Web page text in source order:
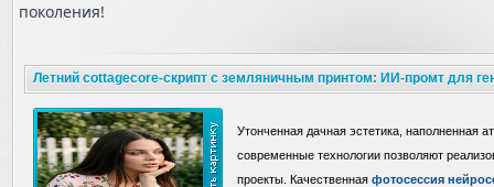
поколения!
Летний cottagecore-скрипт с земляничным принтом: ИИ-промт для
вкусом вишни
Утонченная дачная эстетика, наполненная
современные технологии позволяют
проекты. Качественная фотосессия